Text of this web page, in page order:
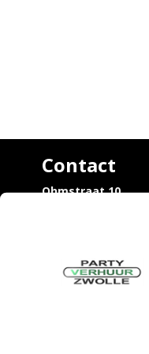
Contact
Ohmstraat 10,